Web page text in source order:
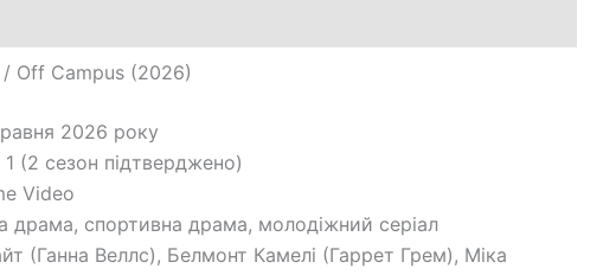
Off Campus (2026)
2026 року
1 (2 сезон підтверджено)
Video
драма, спортивна драма, молодіжний серіал
(Ганна Веллс), Белмонт Камелі (Гаррет Грем), Міка